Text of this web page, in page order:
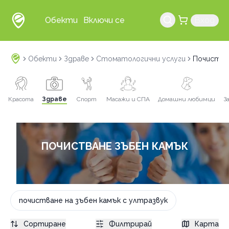
Обекти Включи се
Обекти Здраве Стоматологични услуги
Красота Здраве Спорт Масажи и СПА Домашни любимци
ПОЧИСТВАНЕ ЗЪБЕН КАМЪК
почистване на зъбен камък с ултразвук
Сортиране Филтрирай Карта